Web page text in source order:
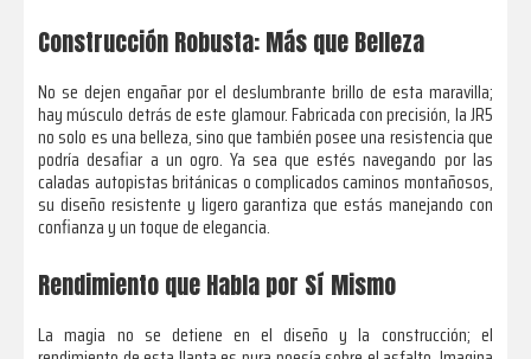
Construcción Robusta: Más que Belleza
No se dejen engañar por el deslumbrante brillo de esta maravilla;
hay músculo detrás de este glamour. Fabricada con precisión, la JR5
no solo es una belleza, sino que también posee una resistencia que
podría desafiar a un ogro. Ya sea que estés navegando por las
caladas autopistas británicas o complicados caminos montañosos,
su diseño resistente y ligero garantiza que estás manejando con
confianza y un toque de elegancia.
Rendimiento que Habla por Sí Mismo
La magia no se detiene en el diseño y la construcción; el